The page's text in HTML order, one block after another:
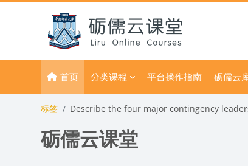
首页 分类课程 平台操作指南 砺儒云
标签 Describe the four major contingency
砺儒云课堂